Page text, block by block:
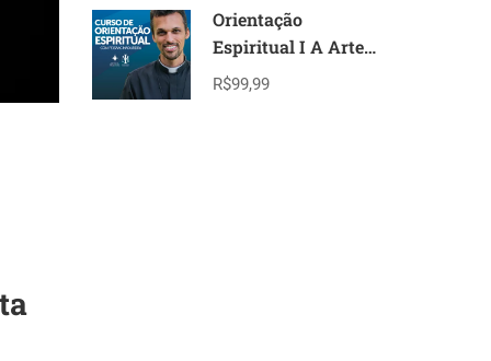
Orientação
Espiritual I A Arte
das Artes I Modulo
R$99,99